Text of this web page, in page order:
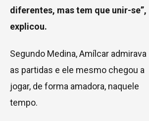
diferentes, mas tem que unir-se”,
explicou.
Segundo Medina, Amílcar admirava
as partidas e ele mesmo chegou a
jogar, de forma amadora, naquele
tempo.